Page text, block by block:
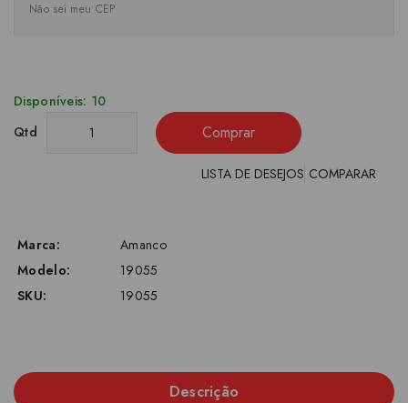
Não sei meu CEP
Disponíveis: 10
Qtd
Comprar
LISTA DE DESEJOS COMPARAR
Marca:
Amanco
Modelo:
19055
SKU:
19055
Descrição